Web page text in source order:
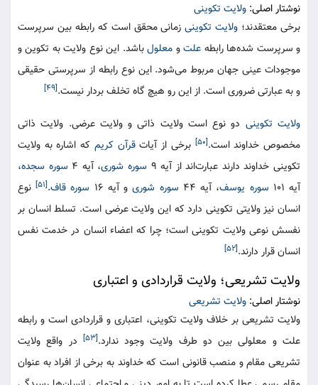
نوشتار اصلی: ولایت تکوینی
برخی معتقدند؛ ولایت تکوینیزمانی محقق است که رابطه بین سرپرست
و سرپرست شده‌ها رابطه علتو معلولباشد. این نوع ولایت به تکوین و
موجودات عینی جهان مربوط می‌شود. این نوع رابطه از سرپرستی حقیقی
و به عبارتی ضروری است. از این رو هیچ گاه تخلف بردار نیست.[۴۹]
ولایت تکوینی دو نوع است ولایت ذاتی و ولایت عرضی. ولایت ذاتی
مخصوص خداوند است.[۵۰] برخی از آیاتقرآن کریم که اشاره به ولایت
تکوینی خداوند دارند عبارت‌اند از آیه ۹
سوره شوری، آیه ۴ سوره سجده،
آیه ۱۰۱
سوره یوسف، آیه ۴۴ سوره شوریو آیه ۱۶ سوره قاف.[۵۱]
نوع
انسان نیز ولایتی تکوینی دارد که این ولایت عرضی است. تسلط انسان بر
نفسش نوعی ولایت تکوینی است؛ چرا که اعضاء انسان در خدمت نفس
انسان قرار دارند.[۵۲]
ولایت تشریعی؛ ولایت قراردادی و اعتباری
نوشتار اصلی: ولایت تشریعی
ولایت تشریعی بر خلاف ولایت تکوینی، اعتباری و قراردادی است و رابطه
علت و معلولی بین دو طرف ولایت وجود ندارد.[۵۳]
در واقع ولایت
تشریعی مقام و منصب قانونی است که خداوند به برخی از افراد به عنوان